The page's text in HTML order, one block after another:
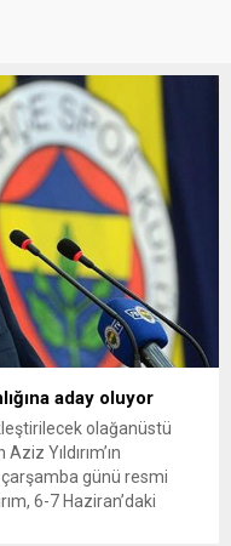
aday oluyor
olağanüstü
Yıldırım’ın
çarşamba günü resmi
6-7 Haziran’daki